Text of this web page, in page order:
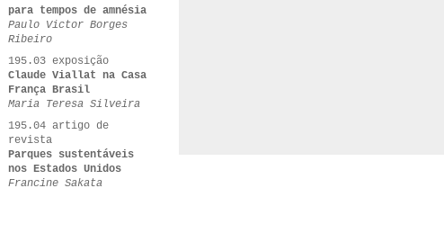
para tempos de amnésia
Paulo Victor Borges
Ribeiro
195.03 exposição
Claude Viallat na Casa
França Brasil
Maria Teresa Silveira
195.04 artigo de
revista
Parques sustentáveis
nos Estados Unidos
Francine Sakata